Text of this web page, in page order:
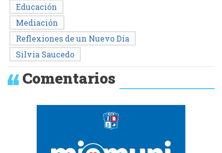
Educación
Mediación
Reflexiones de un Nuevo Día
Silvia Saucedo
Comentarios